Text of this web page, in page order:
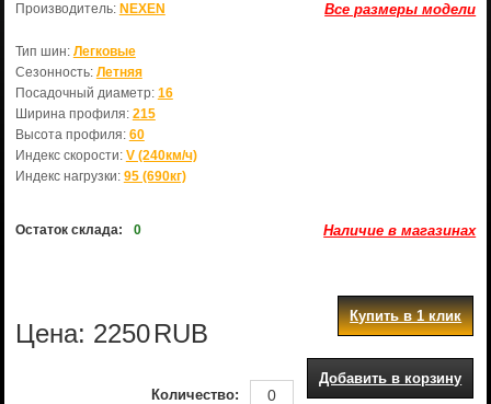
Все размеры модели
Производитель: NEXEN
Тип шин: Легковые
Сезонность: Летняя
Посадочный диаметр: 16
Ширина профиля: 215
Высота профиля: 60
Индекс скорости: V (240км/ч)
Индекс нагрузки: 95 (690кг)
Остаток склада: 0 Наличие в магазинах
Цена: 2250RUB
Купить в 1 клик
Добавить в корзину
Количество: